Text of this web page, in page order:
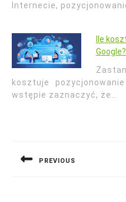
Internecie,
Ile
Google?
kosztuje
wstępie zaznaczyć, że…
PREVIOUS